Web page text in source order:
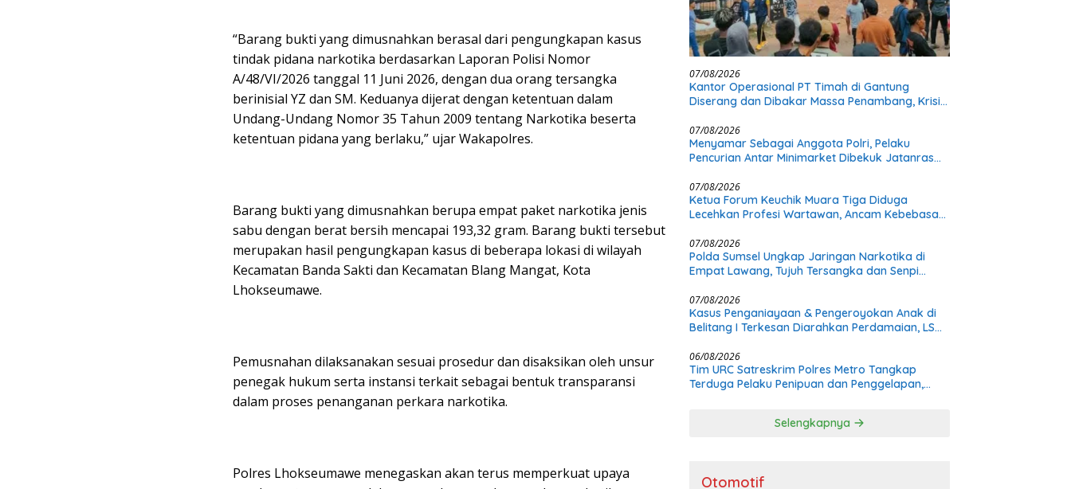
“Barang bukti yang dimusnahkan berasal dari pengungkapan kasus
tindak pidana narkotika berdasarkan Laporan Polisi Nomor
A/48/VI/2026 tanggal 11 Juni 2026, dengan dua orang tersangka
berinisial YZ dan SM. Keduanya dijerat dengan ketentuan dalam
Undang-Undang Nomor 35 Tahun 2009 tentang Narkotika beserta
ketentuan pidana yang berlaku,” ujar Wakapolres.
Barang bukti yang dimusnahkan berupa empat paket narkotika jenis
sabu dengan berat bersih mencapai 193,32 gram. Barang bukti tersebut
merupakan hasil pengungkapan kasus di beberapa lokasi di wilayah
Kecamatan Banda Sakti dan Kecamatan Blang Mangat, Kota
Lhokseumawe.
Pemusnahan dilaksanakan sesuai prosedur dan disaksikan oleh unsur
penegak hukum serta instansi terkait sebagai bentuk transparansi
dalam proses penanganan perkara narkotika.
Polres Lhokseumawe menegaskan akan terus memperkuat upaya
07/08/2026
Kantor Operasional PT Timah di Gantung
Diserang dan Dibakar Massa Penambang, Krisis
07/08/2026
Menyamar Sebagai Anggota Polri, Pelaku
Pencurian Antar Minimarket Dibekuk Jatanras
07/08/2026
Ketua Forum Keuchik Muara Tiga Diduga
Lecehkan Profesi Wartawan, Ancam Kebebasan
07/08/2026
Polda Sumsel Ungkap Jaringan Narkotika di
Empat Lawang, Tujuh Tersangka dan Senpi
07/08/2026
Kasus Penganiayaan & Pengeroyokan Anak di
Belitang I Terkesan Diarahkan Perdamaian, LSM
06/08/2026
Tim URC Satreskrim Polres Metro Tangkap
Terduga Pelaku Penipuan dan Penggelapan,
Selengkapnya
Otomotif